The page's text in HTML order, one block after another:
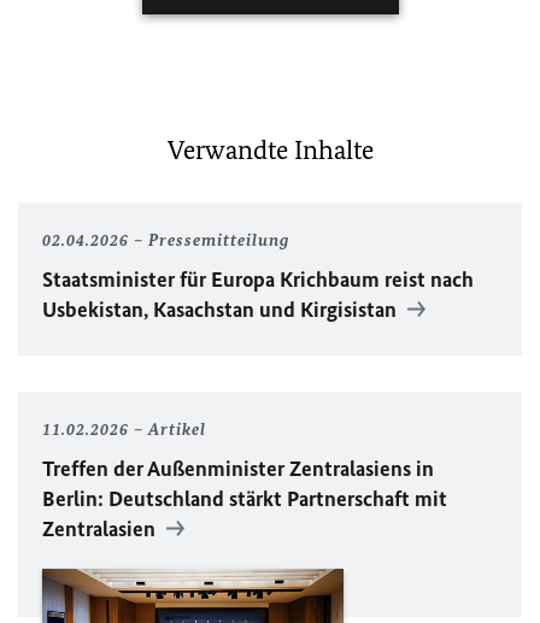
Verwandte Inhalte
02.04.2026 Pressemitteilung
Staatsminister für Europa Krichbaum reist nach
Usbekistan, Kasachstan und Kirgisistan
11.02.2026 Artikel
Treffen der Außenminister Zentralasiens in
Berlin: Deutschland stärkt Partnerschaft mit
Zentralasien